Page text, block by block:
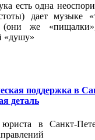
есть одна
дает музыке
же «пищалки»,
«душу»
поддержка в
деталь
юриста в Санкт-